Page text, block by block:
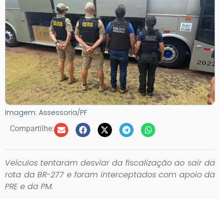
Imagem: Assessoria/PF
Compartilhe:
Veículos tentaram desviar da fiscalização ao sair da
rota da BR-277 e foram interceptados com apoio da
PRE e da PM.